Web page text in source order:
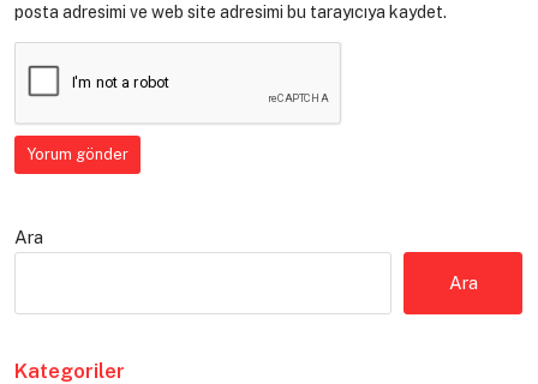
posta adresimi ve web site adresimi bu tarayıcıya kaydet.
Ara
Ara
Kategoriler